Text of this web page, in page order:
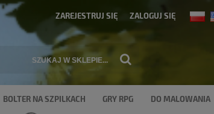
ZAREJESTRUJ SIĘ ZALOGUJ SIĘ
BOLTER NA SZPILKACH GRY RPG DO MALOWANIA